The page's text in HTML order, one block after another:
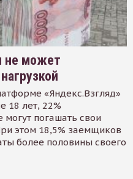
не может
«Яндекс.Взгляд»
18 лет, 22%
могут погашать свои
этом 18,5% заемщиков
более половины своего